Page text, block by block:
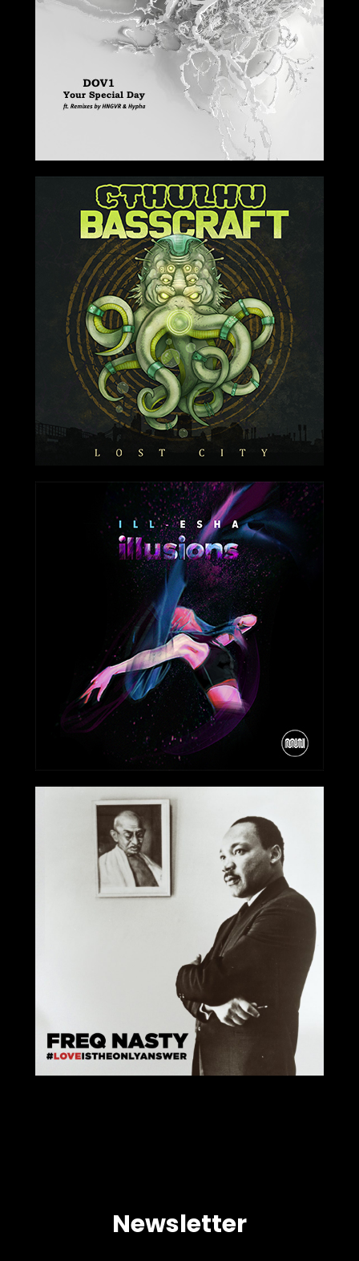
2019-05-10
2019-03-15
2019-01-21
Newsletter